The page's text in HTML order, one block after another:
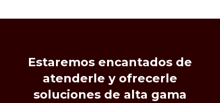
Estaremos encantados de
atenderle y ofrecerle
soluciones de alta gama